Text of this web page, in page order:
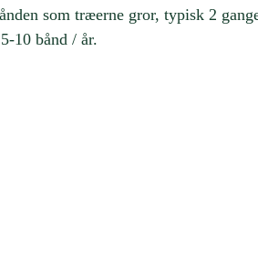
som træerne gror, typisk 2
10 bånd / år.